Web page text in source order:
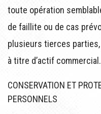
toute opération
de faillite ou de cas
plusieurs tierces
à titre d’actif commercial.
CONSERVATION ET
PERSONNELS